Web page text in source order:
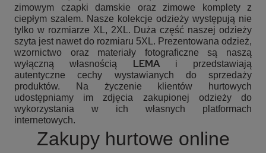
zimowym czapki damskie oraz zimowe komplety z
ciepłym szalem. Nasze kolekcje odzieży występują nie
tylko w rozmiarze XL, 2XL. Duża część naszej odzieży
szyta jest nawet do rozmiaru 5XL. Prezentowana odzież,
wzornictwo oraz materiały fotograficzne są naszą
wyłączną własnością LEMAi przedstawiają
autentyczne cechy wystawianych do sprzedaży
produktów. Na życzenie klientów hurtowych
udostępniamy im zdjęcia zakupionej odzieży do
wykorzystania w ich własnych platformach
internetowych.
Zakupy hurtowe online